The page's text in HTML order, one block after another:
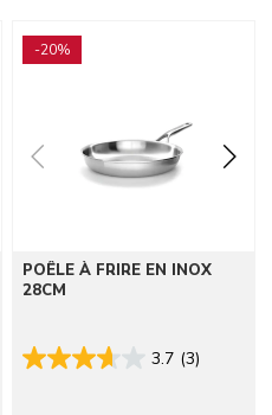
-20%
POÊLE À FRIRE EN INOX
28CM
3.7 (3)